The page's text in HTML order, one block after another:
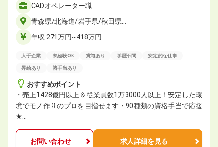
CADオペレーター職
青森県/北海道/岩手県/秋田県…
年収 271万円~418万円
大手企業 未経験OK 賞与あり 学歴不問 安定的な仕事
昇給あり 諸手当あり
おすすめポイント
・売上1428億円以上＆従業員数1万3000人以上！安定した環
境でモノ作りのプロを目指せます・90種類の資格手当で応援
★…
お問い合わせ 求人詳細を見る